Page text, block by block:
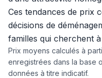
Ces tendances de prix
décisions de
familles qui cherchent à
Prix moyens calculés à
enregistrées dans la base
données à titre indicatif.